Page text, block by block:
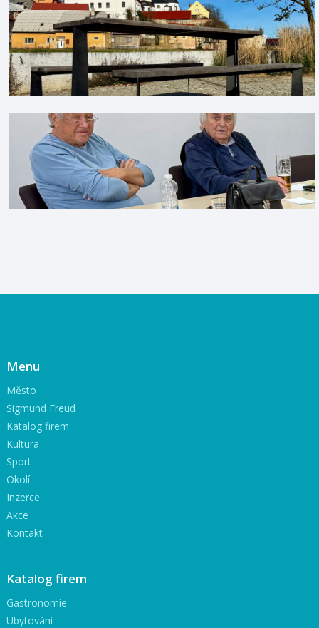
Menu
Město
Sigmund Freud
Katalog firem
Kultura
Sport
Okolí
Inzerce
Akce
Kontakt
Katalog firem
Gastronomie
Ubytování